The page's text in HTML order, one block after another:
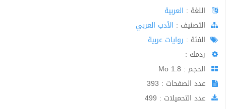
اللغة : العربية
اﻟﺘﺼﻨﻴﻒ : الأدب العربي
الفئة : روايات عربية
ردمك :
الحجم : 1.8 Mo
عدد الصفحات : 393
عدد التحميلات : 499